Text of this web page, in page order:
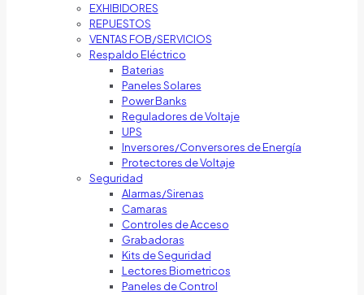
EXHIBIDORES
REPUESTOS
VENTAS FOB/SERVICIOS
Respaldo Eléctrico
Baterias
Paneles Solares
Power Banks
Reguladores de Voltaje
UPS
Inversores/Conversores de Energía
Protectores de Voltaje
Seguridad
Alarmas/Sirenas
Camaras
Controles de Acceso
Grabadoras
Kits de Seguridad
Lectores Biometricos
Paneles de Control